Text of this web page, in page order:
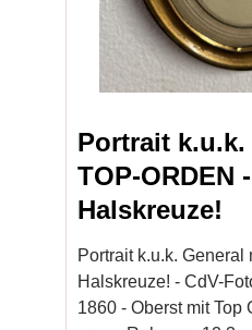
Portrait
TOP-ORDEN
Halskreuze!
Portrait k.u.k.
Halskreuze! - CdV-
1860 - Oberst mit Top